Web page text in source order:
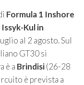
Formula 1 Inshore
Kul in
al 2 agosto. Sul
GT30 si
è a Brindisi(26-28
è prevista a